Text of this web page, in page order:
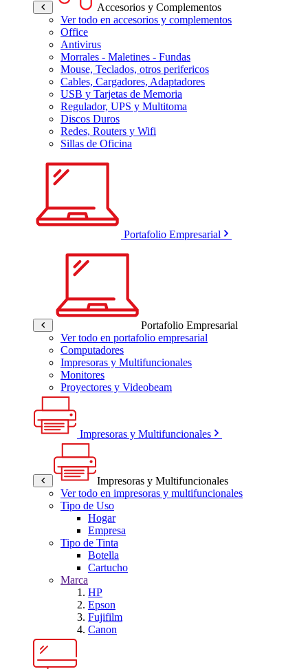
Accesorios y Complementos
Ver todo en accesorios y complementos
Office
Antivirus
Morrales - Maletines - Fundas
Mouse, Teclados, otros perifericos
Cables, Cargadores, Adaptadores
USB y Tarjetas de Memoria
Regulador, UPS y Multitoma
Discos Duros
Redes, Routers y Wifi
Sillas de Oficina
Portafolio Empresarial
Portafolio Empresarial
Ver todo en portafolio empresarial
Computadores
Impresoras y Multifuncionales
Monitores
Proyectores y Videobeam
Impresoras y Multifuncionales
Impresoras y Multifuncionales
Ver todo en impresoras y multifuncionales
Tipo de Uso
Hogar
Empresa
Tipo de Tinta
Botella
Cartucho
Marca
HP
Epson
Fujifilm
Canon